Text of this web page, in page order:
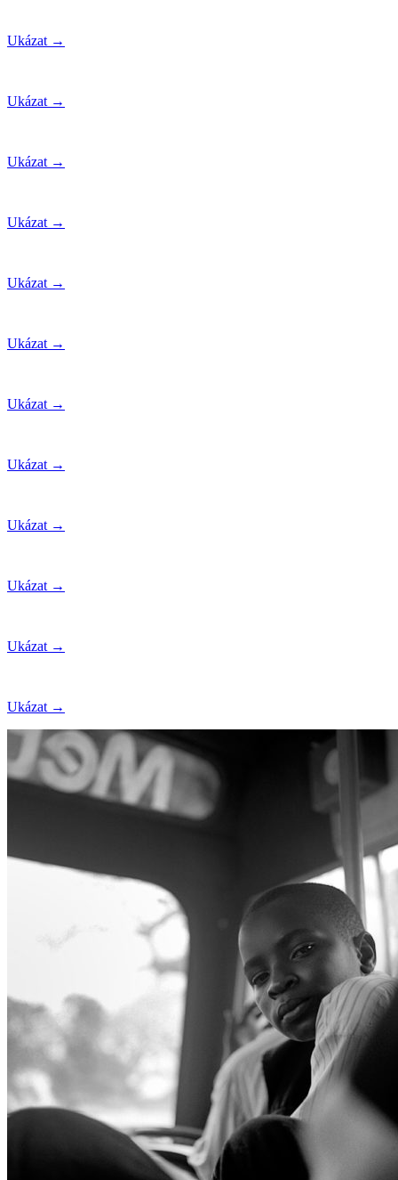
Ukázat →
Ukázat →
Ukázat →
Ukázat →
Ukázat →
Ukázat →
Ukázat →
Ukázat →
Ukázat →
Ukázat →
Ukázat →
Ukázat →